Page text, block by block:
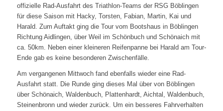
offizielle Rad-Ausfahrt des Triathlon-Teams der RSG Böblingen
für diese Saison mit Hacky, Torsten, Fabian, Martin, Kai und
Harald. Zum Auftakt ging die Tour vom Bootshaus in Böblingen
Richtung Aidlingen, über Weil im Schönbuch und Schönaich mit
ca. 50km. Neben einer kleineren Reifenpanne bei Harald am Tour-
Ende gab es keine besonderen Zwischenfälle.
Am vergangenen Mittwoch fand ebenfalls wieder eine Rad-
Ausfahrt statt. Die Runde ging dieses Mal über von Böblingen
über Schönaich, Waldenbuch, Plattenhardt, Aichtal, Waldenbuch,
Steinenbronn und wieder zurück. Um ein besseres Fahrverhalten